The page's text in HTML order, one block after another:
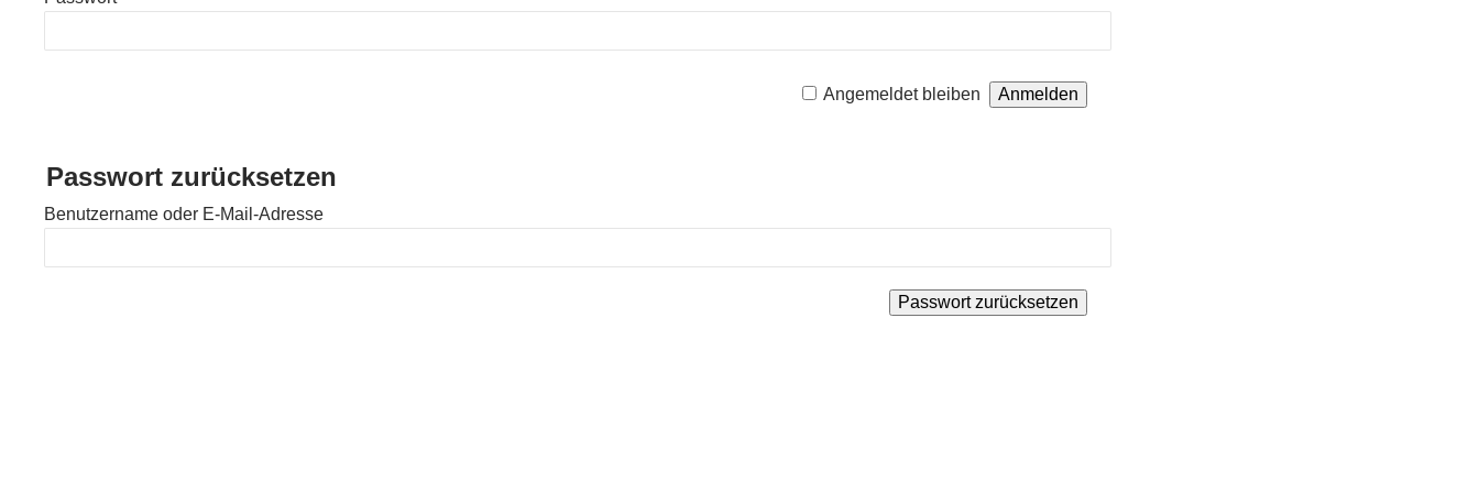
Angemeldet bleiben
Passwort zurücksetzen
Benutzername oder E-Mail-Adresse